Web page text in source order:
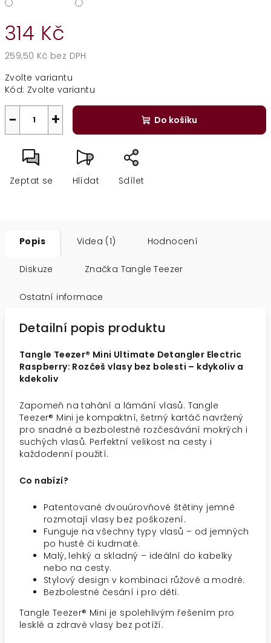
314 Kč
259,50 Kč bez DPH
cena:
Zvolte variantu
Kód: Zvolte variantu
+
− Do košíku
Zeptat se Hlídat Sdílet
Popis Videa (1) Hodnocení
Diskuze Značka Tangle Teezer
Ostatní informace
Detailní popis produktu
Tangle Teezer® Mini Ultimate Detangler Electric
Raspberry: Rozčeš vlasy bez bolesti – kdykoliv a
kdekoliv
Zapomeň na tahání a lámání vlasů. Tangle
Teezer® Mini je kompaktní, šetrný kartáč navržený
pro snadné a bezbolestné rozčesávání mokrých i
suchých vlasů. Perfektní velikost na cesty i
každodenní použití.
Co nabízí?
Patentované dvouúrovňové štětiny jemně
rozmotají vlasy bez poškození.
Funguje na všechny typy vlasů – od jemných
po husté či kudrnaté.
Malý, lehký a skladný – ideální do kabelky
nebo na cesty.
Stylový design v kombinaci růžové a modré.
Bezbolestné česání i pro děti.
Tangle Teezer® Mini je spolehlivým řešením pro
lesklé a zdravé vlasy bez potíží.